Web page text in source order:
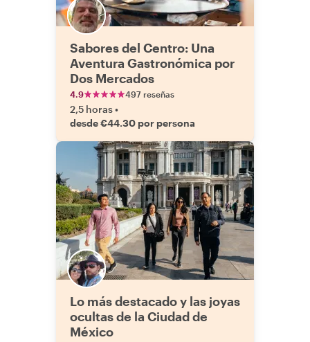
Sabores del Centro: Una
Aventura Gastronómica por
Dos Mercados
4.9 497 reseñas
2,5 horas•
desde €44.30 por persona
Lo más destacado y las joyas
ocultas de la Ciudad de
México